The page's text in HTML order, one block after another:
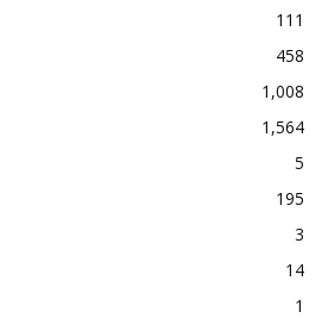
111
458
1,008
1,564
5
195
3
14
1